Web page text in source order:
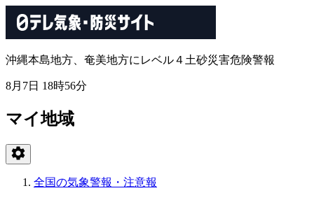
沖縄本島地方、奄美地方にレベル４土砂災害危険警報
8月7日 18時56分
マイ地域
全国の気象警報・注意報